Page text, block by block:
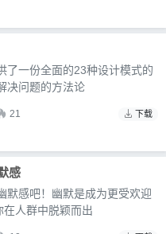
了一份全面的23种设计模式的
决问题的方法论
21 下载
感
默感吧！幽默是成为更受欢迎
人群中脱颖而出